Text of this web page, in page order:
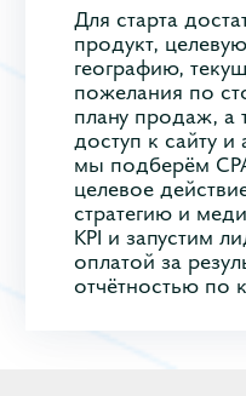
Для старта
продукт,
географию,
пожелания по
плану продаж, а
доступ к сайту
мы подберём
целевое
стратегию и
KPI и запустим
оплатой за
отчётностью по